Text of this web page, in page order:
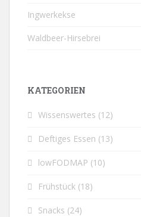
Ingwerkekse
Waldbeer-Hirsebrei
KATEGORIEN
Wissenswertes (12)
Deftiges Essen (13)
lowFODMAP (10)
Frühstück (18)
Snacks (24)